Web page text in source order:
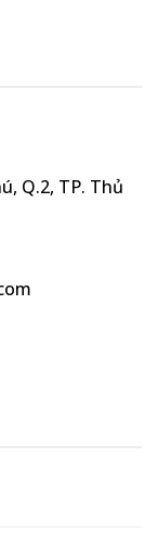
Q.2, TP. Thủ